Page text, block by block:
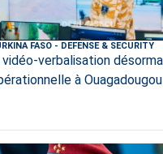
FASO- DEFENSE & SECURITY
vidéo-verbalisation
à Ouagadougou